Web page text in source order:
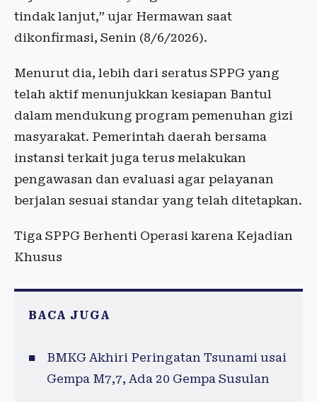
tindak lanjut,” ujar Hermawan saat
dikonfirmasi, Senin (8/6/2026).
Menurut dia, lebih dari seratus SPPG yang
telah aktif menunjukkan kesiapan Bantul
dalam mendukung program pemenuhan gizi
masyarakat. Pemerintah daerah bersama
instansi terkait juga terus melakukan
pengawasan dan evaluasi agar pelayanan
berjalan sesuai standar yang telah ditetapkan.
Tiga SPPG Berhenti Operasi karena Kejadian
Khusus
BACA JUGA
BMKG Akhiri Peringatan Tsunami usai
Gempa M7,7, Ada 20 Gempa Susulan